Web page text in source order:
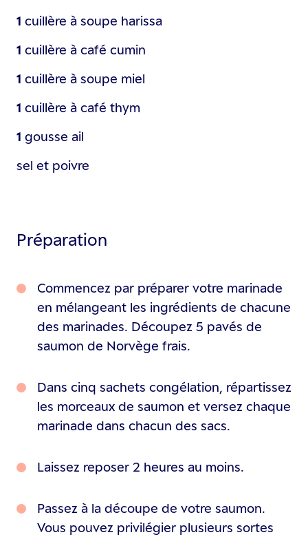
1 cuillère à soupe harissa
1 cuillère à café cumin
1 cuillère à soupe miel
1 cuillère à café thym
1 gousse ail
sel et poivre
Préparation
Commencez par préparer votre marinade
en mélangeant les ingrédients de chacune
des marinades. Découpez 5 pavés de
saumon de Norvège frais.
Dans cinq sachets congélation, répartissez
les morceaux de saumon et versez chaque
marinade dans chacun des sacs.
Laissez reposer 2 heures au moins.
Passez à la découpe de votre saumon.
Vous pouvez privilégier plusieurs sortes